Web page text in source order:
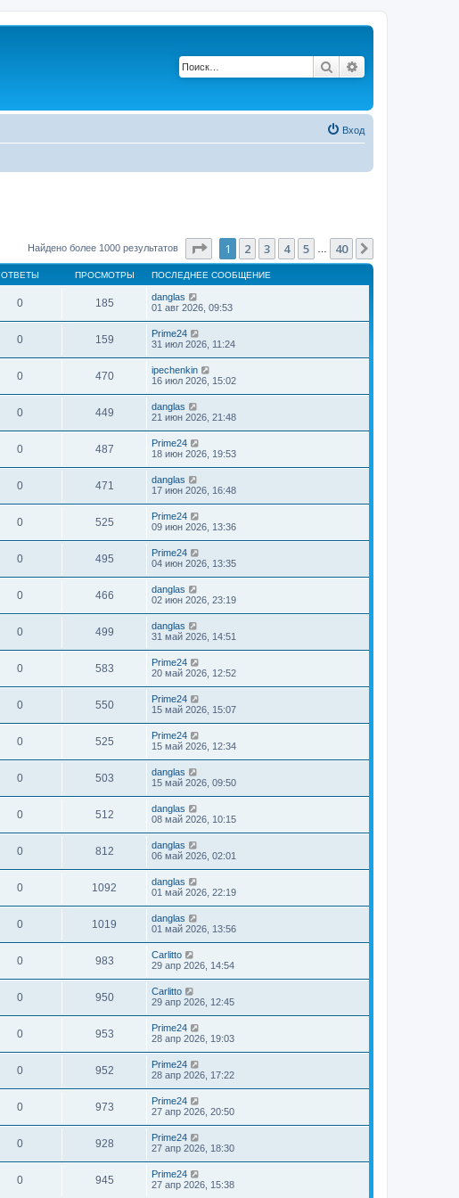
Поиск
Вход
Найдено более 1000 результатов Страница из 40
1 2 3 4 5 40
ОТВЕТЫ ПРОСМОТРЫ ПОСЛЕДНЕЕ СООБЩЕНИЕ
0 185
danglas
01 авг 2026, 09:53
0 159
Prime24
31 июл 2026, 11:24
0 470
ipechenkin
16 июл 2026, 15:02
0 449
danglas
21 июн 2026, 21:48
0 487
Prime24
18 июн 2026, 19:53
0 471
danglas
17 июн 2026, 16:48
0 525
Prime24
09 июн 2026, 13:36
0 495
Prime24
04 июн 2026, 13:35
0 466
danglas
02 июн 2026, 23:19
0 499
danglas
31 май 2026, 14:51
0 583
Prime24
20 май 2026, 12:52
0 550
Prime24
15 май 2026, 15:07
0 525
Prime24
15 май 2026, 12:34
0 503
danglas
15 май 2026, 09:50
0 512
danglas
08 май 2026, 10:15
0 812
danglas
06 май 2026, 02:01
0 1092
danglas
01 май 2026, 22:19
0 1019
danglas
01 май 2026, 13:56
0 983
Carlitto
29 апр 2026, 14:54
0 950
Carlitto
29 апр 2026, 12:45
0 953
Prime24
28 апр 2026, 19:03
0 952
Prime24
28 апр 2026, 17:22
0 973
Prime24
27 апр 2026, 20:50
0 928
Prime24
27 апр 2026, 18:30
0 945
Prime24
27 апр 2026, 15:38